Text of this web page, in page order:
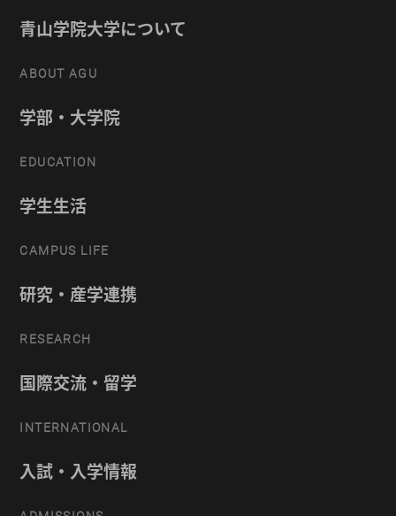
青山学院大学について
ABOUT AGU
学部・大学院
EDUCATION
学生生活
CAMPUS LIFE
研究・産学連携
RESEARCH
国際交流・留学
INTERNATIONAL
入試・入学情報